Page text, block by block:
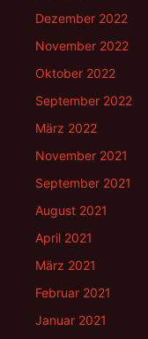
Dezember 2022
November 2022
Oktober 2022
September 2022
März 2022
November 2021
September 2021
August 2021
April 2021
März 2021
Februar 2021
Januar 2021